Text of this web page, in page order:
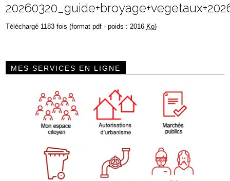
Téléchargé 1183 fois (format pdf - poids : 2016 Ko)
MES SERVICES EN LIGNE